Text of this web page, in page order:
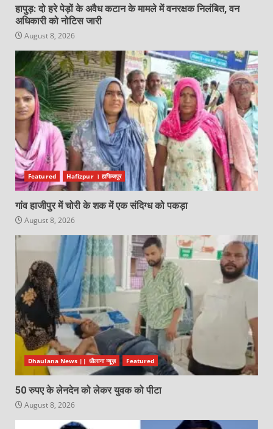
हापुड़: दो हरे पेड़ों के अवैध कटान के मामले में वनरक्षक निलंबित, वन
अधिकारी को नोटिस जारी
August 8, 2026
Featured Hafizpur । हाफिजपुर
गांव हाजीपुर में चोरी के शक में एक संदिग्ध को पकड़ा
August 8, 2026
Dhaulana News || धौलाना न्यूज़ Featured
50 रुपए के लेनदेन को लेकर युवक को पीटा
August 8, 2026